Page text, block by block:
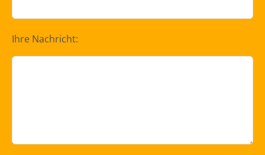
Ihre Nachricht: